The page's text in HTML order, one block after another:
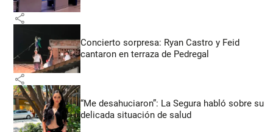
share
Concierto sorpresa: Ryan Castro y Feid
cantaron en terraza de Pedregal
share
“Me desahuciaron”: La Segura habló sobre su
delicada situación de salud